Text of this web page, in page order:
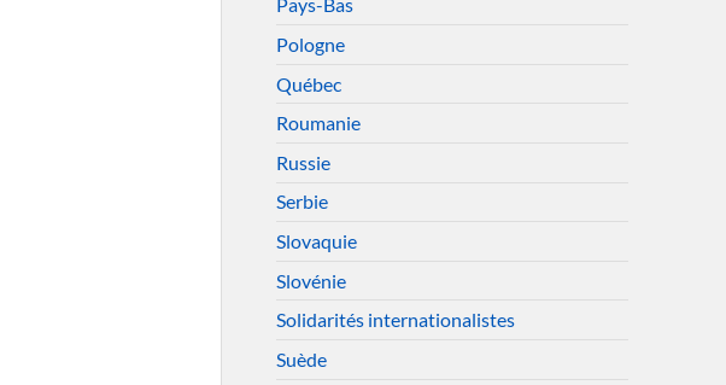
Pays-Bas
Pologne
Québec
Roumanie
Russie
Serbie
Slovaquie
Slovénie
Solidarités internationalistes
Suède